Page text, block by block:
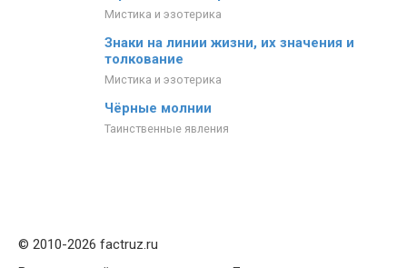
Мистика и эзотерика
Знаки на линии жизни, их значения и
толкование
Мистика и эзотерика
Чёрные молнии
Таинственные явления
© 2010-2026 factruz.ru